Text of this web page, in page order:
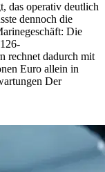
das operativ deutlich
dennoch die
Die
rechnet dadurch mit
Euro allein in
Der